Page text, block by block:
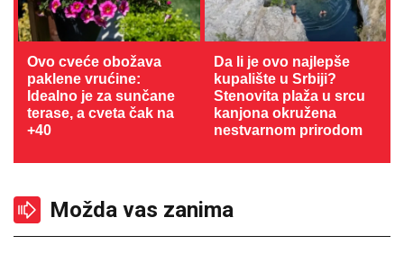
Ovo cveće obožava
paklene vrućine:
Idealno je za sunčane
terase, a cveta čak na
+40
Da li je ovo najlepše
kupalište u Srbiji?
Stenovita plaža u srcu
kanjona okružena
nestvarnom prirodom
Možda vas zanima